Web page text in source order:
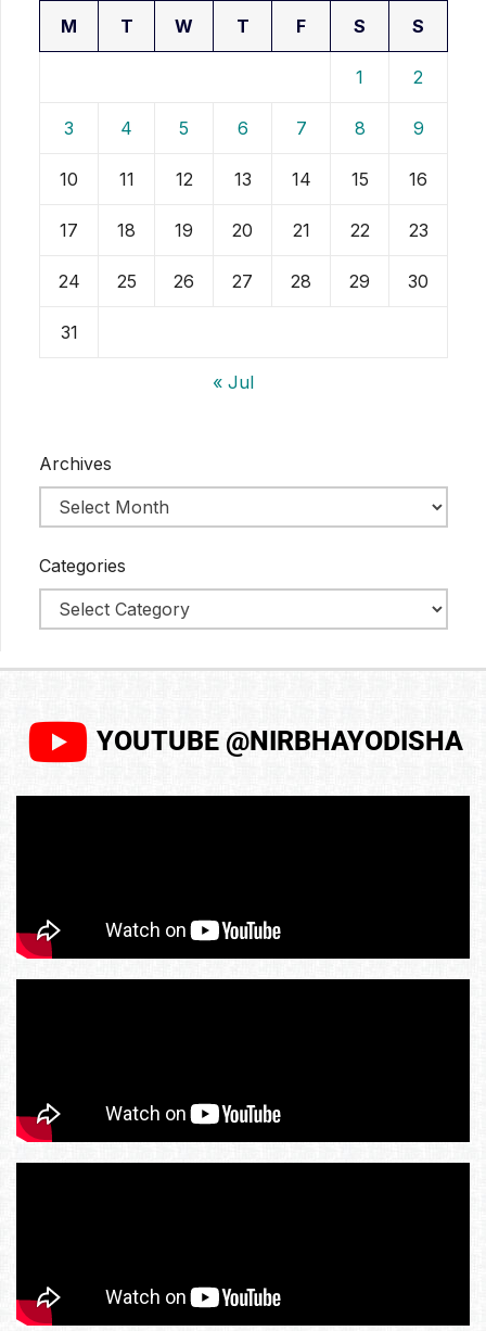
M T W T F S S
1 2
3 4 5 6 7 8 9
10 11 12 13 14 15 16
17 18 19 20 21 22 23
24 25 26 27 28 29 30
31
« Jul
Archives
Categories
YOUTUBE @NIRBHAYODISHA